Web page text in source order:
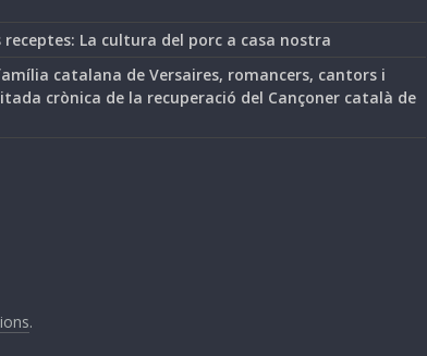
receptes: La cultura del porc a casa nostra
catalana de Versaires, romancers, cantors i
crònica de la recuperació del Cançoner català de
.